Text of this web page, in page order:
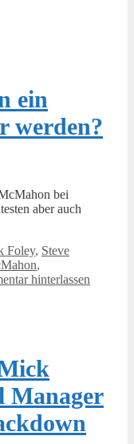
ein
werden?
bei
aber auch
Foley, Steve
,
hinterlassen
Manager